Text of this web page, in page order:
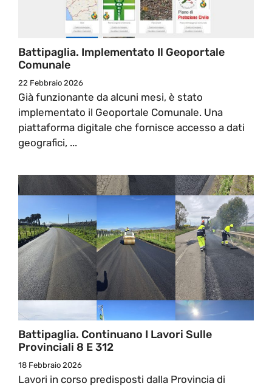
Battipaglia. Implementato Il Geoportale
Comunale
22 Febbraio 2026
Già funzionante da alcuni mesi, è stato
implementato il Geoportale Comunale. Una
piattaforma digitale che fornisce accesso a dati
geografici, ...
Battipaglia. Continuano I Lavori Sulle
Provinciali 8 E 312
18 Febbraio 2026
Lavori in corso predisposti dalla Provincia di